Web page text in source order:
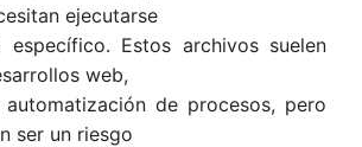
ejecutarse
Estos archivos suelen
web,
de procesos, pero
ser un riesgo